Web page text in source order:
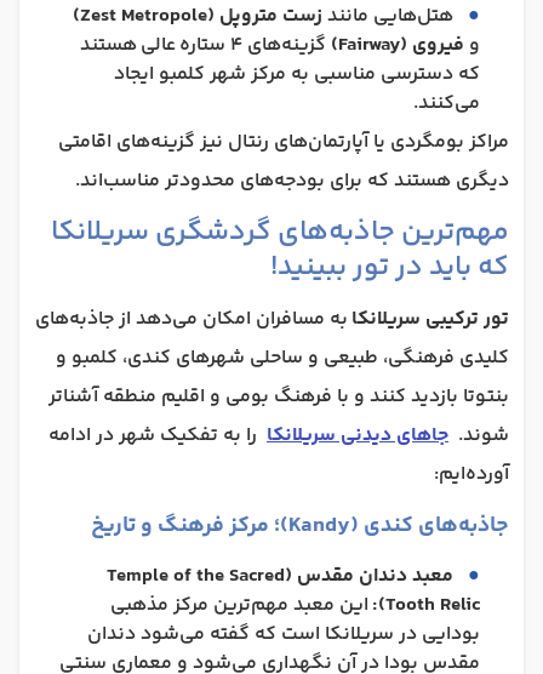
هتل‌هایی مانند زست متروپل (Zest Metropole)
و فیروی (Fairway)
گزینه‌های ۴ ستاره‌ عالی هستند
که دسترسی مناسبی به مرکز شهر کلمبو ایجاد
می‌کنند.
مراکز بومگردی یا آپارتمان‌های رنتال نیز گزینه‌های اقامتی
دیگری هستند که برای بودجه‌های محدودتر مناسب‌اند.
مهم‌ترین جاذبه‌های گردشگری سریلانکا
که باید در تور ببینید!
تور ترکیبی سریلانکا به مسافران امکان می‌دهد از جاذبه‌های
کلیدی فرهنگی، طبیعی و ساحلی شهرهای کندی، کلمبو و
بنتوتا بازدید کنند و با فرهنگ بومی و اقلیم منطقه آشناتر
شوند. جاهای دیدنی سریلانکا را به تفکیک شهر در ادامه
آورده‌ایم:
جاذبه‌های کندی (Kandy)؛ مرکز فرهنگ و تاریخ
معبد دندان مقدس (Temple of the Sacred
Tooth Relic): این معبد مهم‌ترین مرکز مذهبی
بودایی در سریلانکا است که گفته می‌شود دندان
مقدس بودا در آن نگهداری می‌شود و معماری سنتی